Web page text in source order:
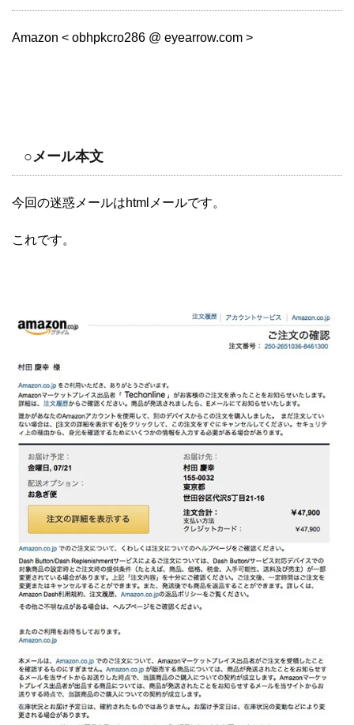
Amazon < obhpkcro286 @ eyearrow.com >
○メール本文
今回の迷惑メールはhtmlメールです。
これです。